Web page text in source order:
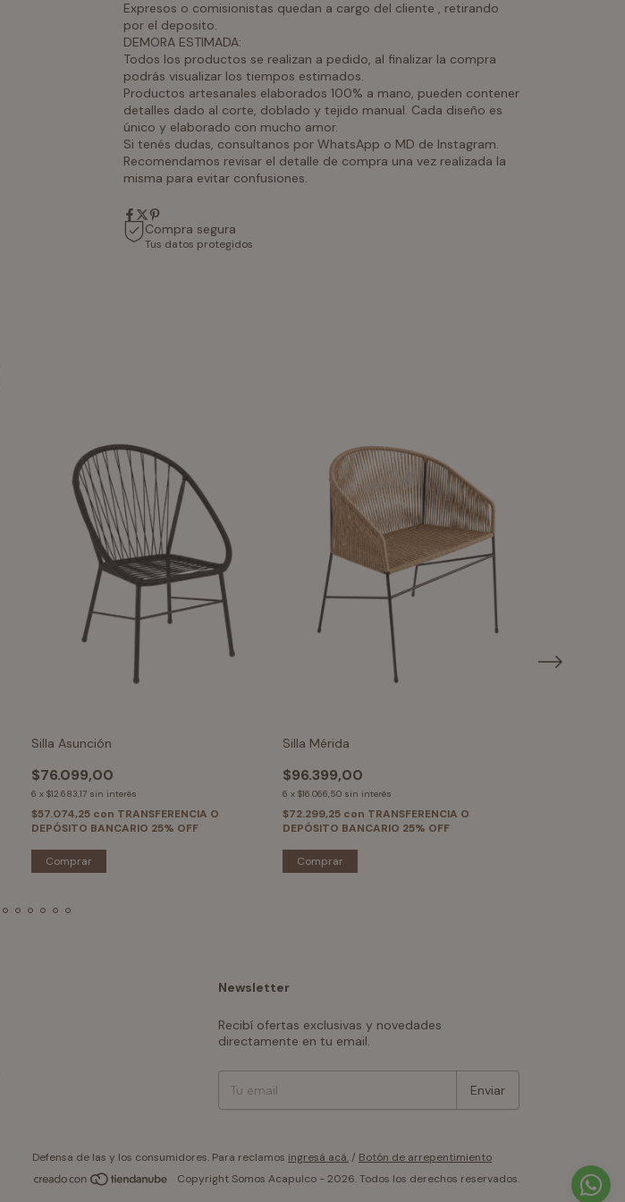
Expresos o comisionistas quedan a cargo del cliente , retirando
por el deposito.
DEMORA ESTIMADA:
Todos los productos se realizan a pedido, al finalizar la compra
podrás visualizar los tiempos estimados.
Productos artesanales elaborados 100% a mano, pueden contener
detalles dado al corte, doblado y tejido manual. Cada diseño es
único y elaborado con mucho amor.
Si tenés dudas, consultanos por WhatsApp o MD de Instagram.
Recomendamos revisar el detalle de compra una vez realizada la
misma para evitar confusiones.
Compra segura
Tus datos protegidos
Silla Asunción
$76.099,00
6 x $12.683,17 sin interés
$57.074,25 con TRANSFERENCIA O
DEPÓSITO BANCARIO 25% OFF
Comprar
Silla Mérida
$96.399,00
6 x $16.066,50 sin interés
$72.299,25 con TRANSFERENCIA O
DEPÓSITO BANCARIO 25% OFF
Comprar
Newsletter
Recibí ofertas exclusivas y novedades
directamente en tu email.
Defensa de las y los consumidores. Para reclamos ingresá acá. / Botón de arrepentimiento
Copyright Somos Acapulco - 2026. Todos los derechos reservados.